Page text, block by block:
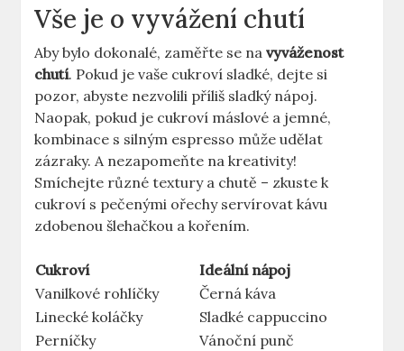
Vše je o vyvážení chutí
Aby bylo dokonalé, zaměřte se navyváženost
chutí. Pokud je vaše cukroví sladké, dejte si
pozor, abyste nezvolili příliš sladký nápoj.
Naopak, pokud je cukroví máslové a jemné,
kombinace s silným espresso může udělat
zázraky. A nezapomeňte na kreativity!
Smíchejte různé textury a chutě – zkuste k
cukroví s pečenými ořechy servírovat kávu
zdobenou šlehačkou a kořením.
Cukroví
Ideální nápoj
Vanilkové rohlíčky
Černá káva
Linecké koláčky
Sladké cappuccino
Perníčky
Vánoční punč